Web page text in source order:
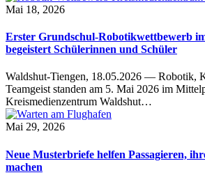
Mai 18, 2026
Erster Grundschul-Robotikwettbewerb
begeistert Schülerinnen und Schüler
Waldshut-Tiengen, 18.05.2026 — Robotik,
Teamgeist standen am 5. Mai 2026 im
Kreismedienzentrum Waldshut…
Mai 29, 2026
Neue Musterbriefe helfen Passagieren,
machen